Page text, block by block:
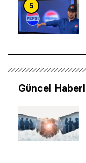
5
Güncel